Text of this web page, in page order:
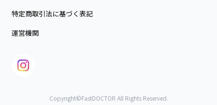
特定商取引法に基づく表記
運営機関
Copyright©FastDOCTOR All Rights Reserved.